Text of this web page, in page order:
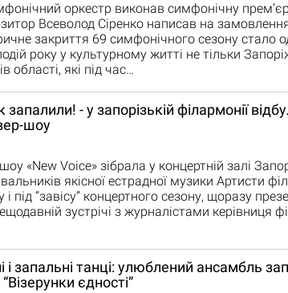
оркестр виконав симфонічну
Всеволод Сіренко написав на
закриття 69 симфонічного сезону стало
року у культурному житті не тільки
області, які під час…
- у запорізькій філармонії
шоу
«New Voice» зібрала у концертній залі
якісної естрадної музики Артисти
і під “завісу” концертного сезону, щоразу
зустрічі з журналістами керівниця
і запальні танці: улюблений ансамбль
єдності”